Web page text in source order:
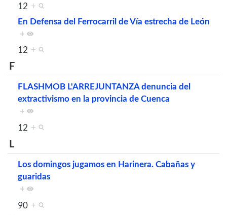
12 +
En Defensa del Ferrocarril de Vía estrecha de León
+
12 +
F
FLASHMOB L'ARREJUNTANZA denuncia del
extractivismo en la provincia de Cuenca
+
12 +
L
Los domingos jugamos en Harinera. Cabañas y
guaridas
+
90 +